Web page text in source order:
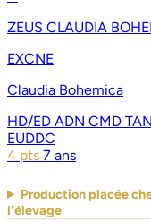
ZEUS CLAUDIA
EXCNE
Claudia Bohemica
HD/ED ADN CMD TAN
EUDDC
4 pts 7 ans
Production placée
l'élevage